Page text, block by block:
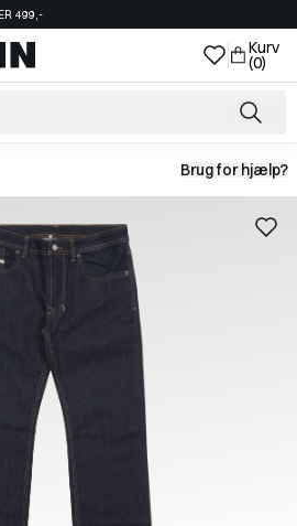
499,-
Kurv
(0)
Brug for hjælp?